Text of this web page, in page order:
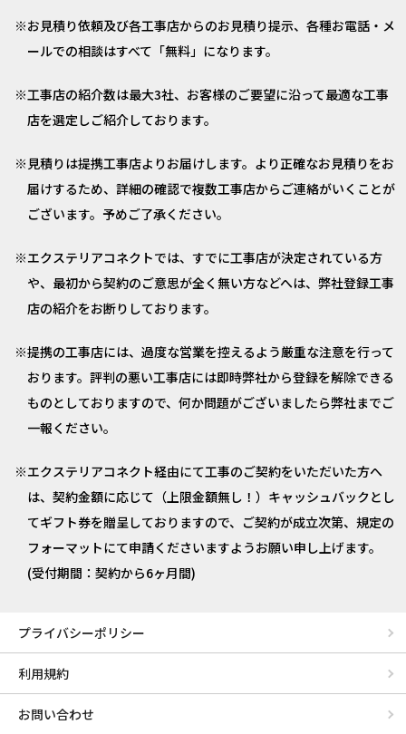
お見積り依頼及び各工事店からのお見積り提示、各種お電話・メ
ールでの相談はすべて「無料」になります。
工事店の紹介数は最大3社、お客様のご要望に沿って最適な工事
店を選定しご紹介しております。
見積りは提携工事店よりお届けします。より正確なお見積りをお
届けするため、詳細の確認で複数工事店からご連絡がいくことが
ございます。予めご了承ください。
エクステリアコネクトでは、すでに工事店が決定されている方
や、最初から契約のご意思が全く無い方などへは、弊社登録工事
店の紹介をお断りしております。
提携の工事店には、過度な営業を控えるよう厳重な注意を行って
おります。評判の悪い工事店には即時弊社から登録を解除できる
ものとしておりますので、何か問題がございましたら弊社までご
一報ください。
エクステリアコネクト経由にて工事のご契約をいただいた方へ
は、契約金額に応じて（上限金額無し！）キャッシュバックとし
てギフト券を贈呈しておりますので、ご契約が成立次第、規定の
フォーマットにて申請くださいますようお願い申し上げます。
(受付期間：契約から6ヶ月間)
プライバシーポリシー
利用規約
お問い合わせ